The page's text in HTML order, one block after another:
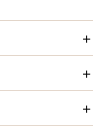


